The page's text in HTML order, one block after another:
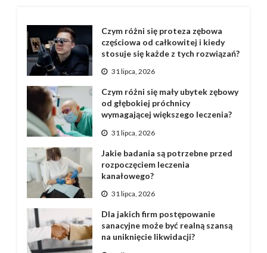
Czym różni się proteza zębowa
częściowa od całkowitej i kiedy
stosuje się każde z tych rozwiązań?
31 lipca, 2026
Czym różni się mały ubytek zębowy
od głębokiej próchnicy
wymagającej większego leczenia?
31 lipca, 2026
Jakie badania są potrzebne przed
rozpoczęciem leczenia
kanałowego?
31 lipca, 2026
Dla jakich firm postępowanie
sanacyjne może być realną szansą
na uniknięcie likwidacji?